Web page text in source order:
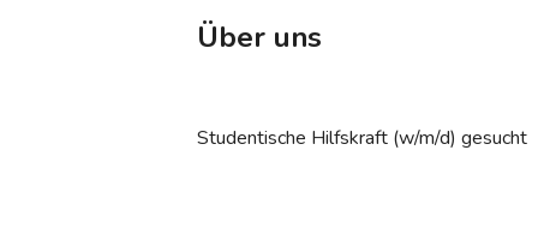
Über uns
Studentische Hilfskraft (w/m/d) gesucht